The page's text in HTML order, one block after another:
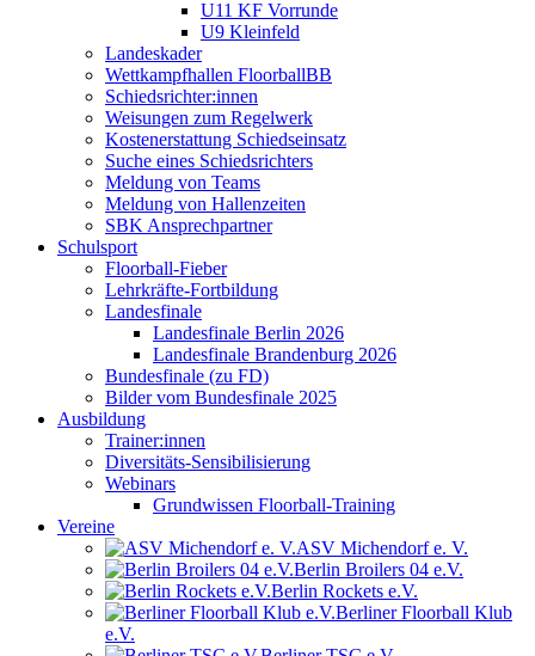
U11 KF Vorrunde
U9 Kleinfeld
Landeskader
Wettkampfhallen FloorballBB
Schiedsrichter:innen
Weisungen zum Regelwerk
Kostenerstattung Schiedseinsatz
Suche eines Schiedsrichters
Meldung von Teams
Meldung von Hallenzeiten
SBK Ansprechpartner
Schulsport
Floorball-Fieber
Lehrkräfte-Fortbildung
Landesfinale
Landesfinale Berlin 2026
Landesfinale Brandenburg 2026
Bundesfinale (zu FD)
Bilder vom Bundesfinale 2025
Ausbildung
Trainer:innen
Diversitäts-Sensibilisierung
Webinars
Grundwissen Floorball-Training
Vereine
ASV Michendorf e. V.
Berlin Broilers 04 e.V.
Berlin Rockets e.V.
Berliner Floorball Klub
e.V.